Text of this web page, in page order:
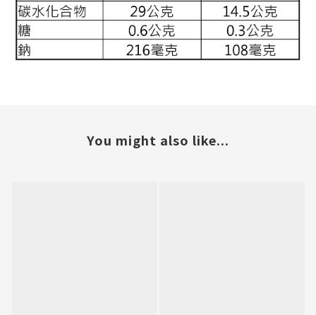
You might also like...